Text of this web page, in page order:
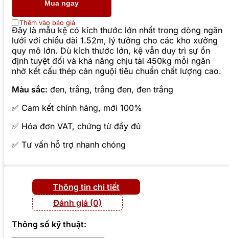
Mua ngay
Thêm vào báo giá
Đây là mẫu kệ có kích thước lớn nhất trong dòng ngăn
lưới với chiều dài 1.52m, lý tưởng cho các kho xưởng
quy mô lớn. Dù kích thước lớn, kệ vẫn duy trì sự ổn
định tuyệt đối và khả năng chịu tải 450kg mỗi ngăn
nhờ kết cấu thép cán nguội tiêu chuẩn chất lượng cao.
Màu sắc: đen, trắng, trắng đen, đen trắng
✅ Cam kết chính hãng, mới 100%
✅ Hóa đơn VAT, chứng từ đầy đủ
✅ Tư vấn hỗ trợ nhanh chóng
Thông tin chi tiết
Đánh giá (0)
Thông số kỹ thuật: